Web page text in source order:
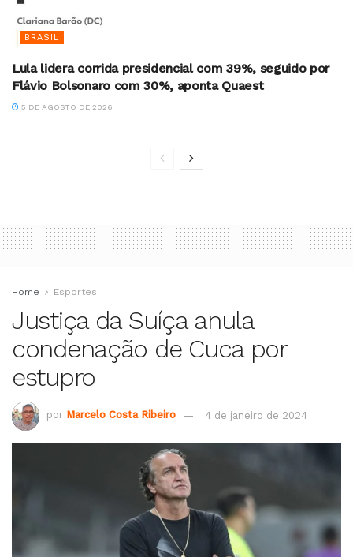
BRASIL
Lula lidera corrida presidencial com 39%, seguido por
Flávio Bolsonaro com 30%, aponta Quaest
5 DE AGOSTO DE 2026
Home Esportes
Justiça da Suíça anula
condenação de Cuca por
estupro
por Marcelo Costa Ribeiro 4 de janeiro de 2024